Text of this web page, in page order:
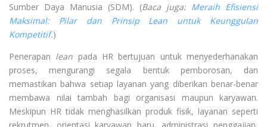
Sumber Daya Manusia (SDM). (Baca juga: Meraih Efisiensi
Maksimal: Pilar dan Prinsip Lean untuk Keunggulan
Kompetitif.)
Penerapan lean pada HR bertujuan untuk menyederhanakan
proses, mengurangi segala bentuk pemborosan, dan
memastikan bahwa setiap layanan yang diberikan benar-benar
membawa nilai tambah bagi organisasi maupun karyawan.
Meskipun HR tidak menghasilkan produk fisik, layanan seperti